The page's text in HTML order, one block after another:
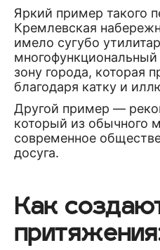
Яркий пример такого
Кремлевская
имело сугубо
зону города, которая
благодаря катку и
Другой пример —
который из обычного
современное
досуга.
Как